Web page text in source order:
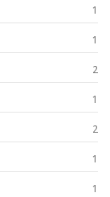
1
1
2
1
2
1
1